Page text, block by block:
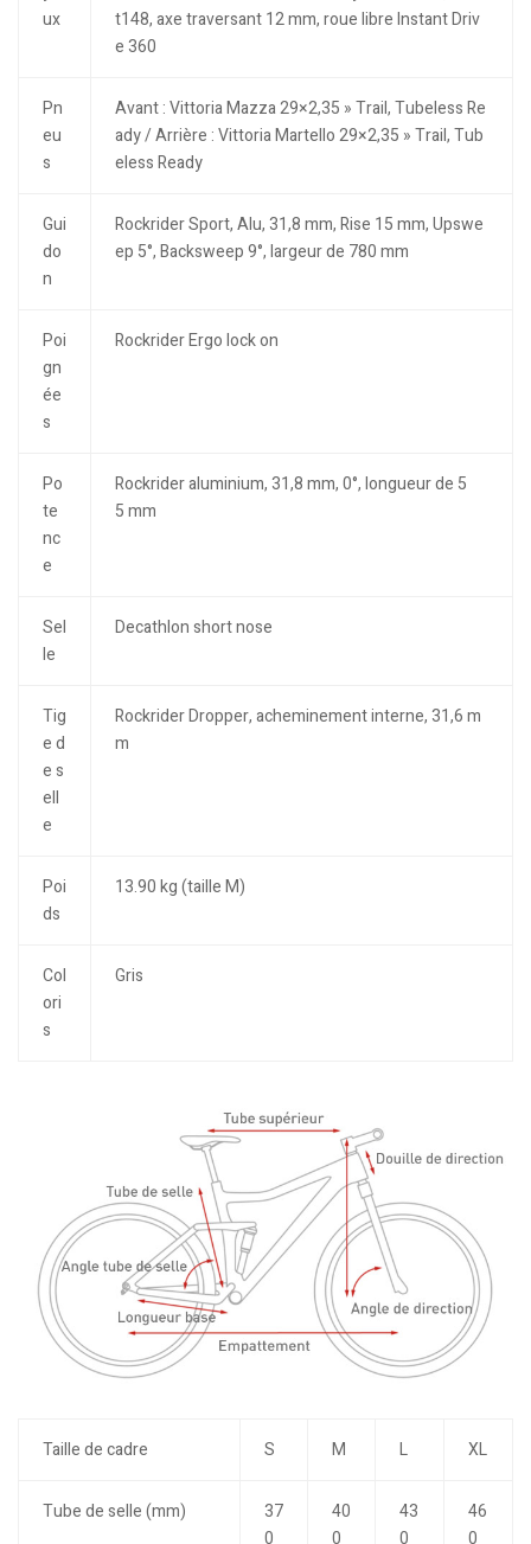
ux
t148, axe traversant 12 mm, roue libre Instant Driv
e 360
Pn
eu
s
Avant : Vittoria Mazza 29×2,35 » Trail, Tubeless Re
ady / Arrière : Vittoria Martello 29×2,35 » Trail, Tub
eless Ready
Gui
do
n
Rockrider Sport, Alu, 31,8 mm, Rise 15 mm, Upswe
ep 5°, Backsweep 9°, largeur de 780 mm
Poi
gn
ée
s
Rockrider Ergo lock on
Po
te
nc
e
Rockrider aluminium, 31,8 mm, 0°, longueur de 5
5 mm
Sel
le
Decathlon short nose
Tig
e d
e s
ell
e
Rockrider Dropper, acheminement interne, 31,6 m
m
Poi
ds
13.90 kg (taille M)
Col
ori
s
Gris
Taille de cadre S M L XL
Tube de selle (mm)
37
0
40
0
43
0
46
0